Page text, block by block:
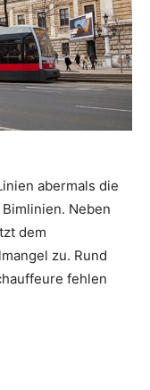
abermals die
Neben
dem
zu. Rund
fehlen